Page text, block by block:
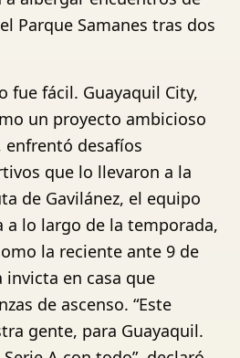
Parque Samanes tras dos
fue fácil. Guayaquil City,
un proyecto ambicioso
desafíos
que lo llevaron a la
de Gavilánez, el equipo
lo largo de la temporada,
la reciente ante 9 de
invicta en casa que
de ascenso. “Este
gente, para Guayaquil.